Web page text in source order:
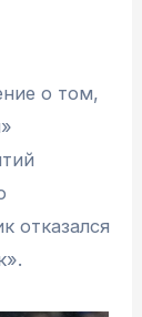
о том,
отказался